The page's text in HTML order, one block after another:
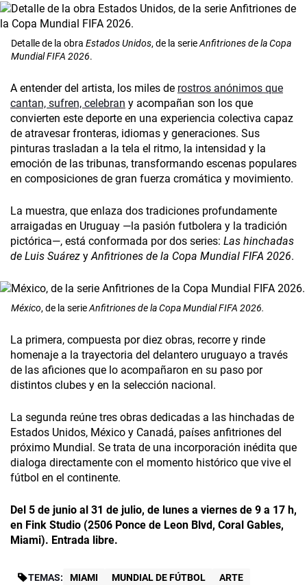
Detalle de la obra Estados Unidos, de la serieAnfitriones de laCopa
Mundial FIFA 2026.
A entender del artista, los miles de rostros anónimos que
cantan, sufren, celebran y acompañan son los que
convierten este deporte en una experiencia colectiva capaz
de atravesar fronteras, idiomas y generaciones. Sus
pinturas trasladan a la tela el ritmo, la intensidad y la
emoción de las tribunas, transformando escenas populares
en composiciones de gran fuerza cromática y movimiento.
La muestra, que enlaza dos tradiciones profundamente
arraigadas en Uruguay —la pasión futbolera y la tradición
pictórica—, está conformada por dos series: Las hinchadas
de Luis Suárez yAnfitriones de la Copa Mundial FIFA 2026.
México, de la serieAnfitriones de laCopa Mundial FIFA 2026.
La primera, compuesta por diez obras, recorre y rinde
homenaje a la trayectoria del delantero uruguayo a través
de las aficiones que lo acompañaron en su paso por
distintos clubes y en la selección nacional.
La segunda reúne tres obras dedicadas a las hinchadas de
Estados Unidos, México y Canadá, países anfitriones del
próximo Mundial. Se trata de una incorporación inédita que
dialoga directamente con el momento histórico que vive el
fútbol en el continente.
Del 5 de junio al 31 de julio, de lunes a viernes de 9 a 17 h,
en Fink Studio (2506 Ponce de Leon Blvd, Coral Gables,
Miami). Entrada libre.
TEMAS: MIAMI MUNDIAL DE FÚTBOL
ARTE